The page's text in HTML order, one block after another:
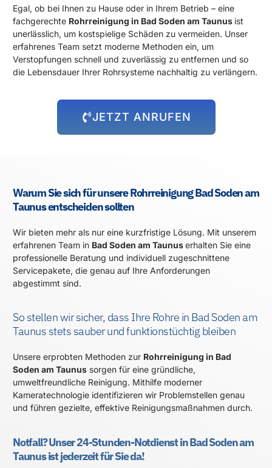
Egal, ob bei Ihnen zu Hause oder in Ihrem Betrieb – eine
fachgerechte Rohrreinigung in Bad Soden am Taunus ist
unerlässlich, um kostspielige Schäden zu vermeiden. Unser
erfahrenes Team setzt moderne Methoden ein, um
Verstopfungen schnell und zuverlässig zu entfernen und so
die Lebensdauer Ihrer Rohrsysteme nachhaltig zu verlängern.
JETZT ANRUFEN
Warum Sie sich für unsere Rohrreinigung Bad Soden am
Taunus entscheiden sollten
Wir bieten mehr als nur eine kurzfristige Lösung. Mit unserem
erfahrenen Team in Bad Soden am Taunuserhalten Sie eine
professionelle Beratung und individuell zugeschnittene
Servicepakete, die genau auf Ihre Anforderungen
abgestimmt sind.
So stellen wir sicher, dass Ihre Rohre in Bad Soden am
Taunus stets sauber und funktionstüchtig bleiben
Unsere erprobten Methoden zur Rohrreinigung in Bad
Soden am Taunus sorgen für eine gründliche,
umweltfreundliche Reinigung. Mithilfe moderner
Kameratechnologie identifizieren wir Problemstellen genau
und führen gezielte, effektive Reinigungsmaßnahmen durch.
Notfall? Unser 24-Stunden-Notdienst in Bad Soden am
Taunus ist jederzeit für Sie da!